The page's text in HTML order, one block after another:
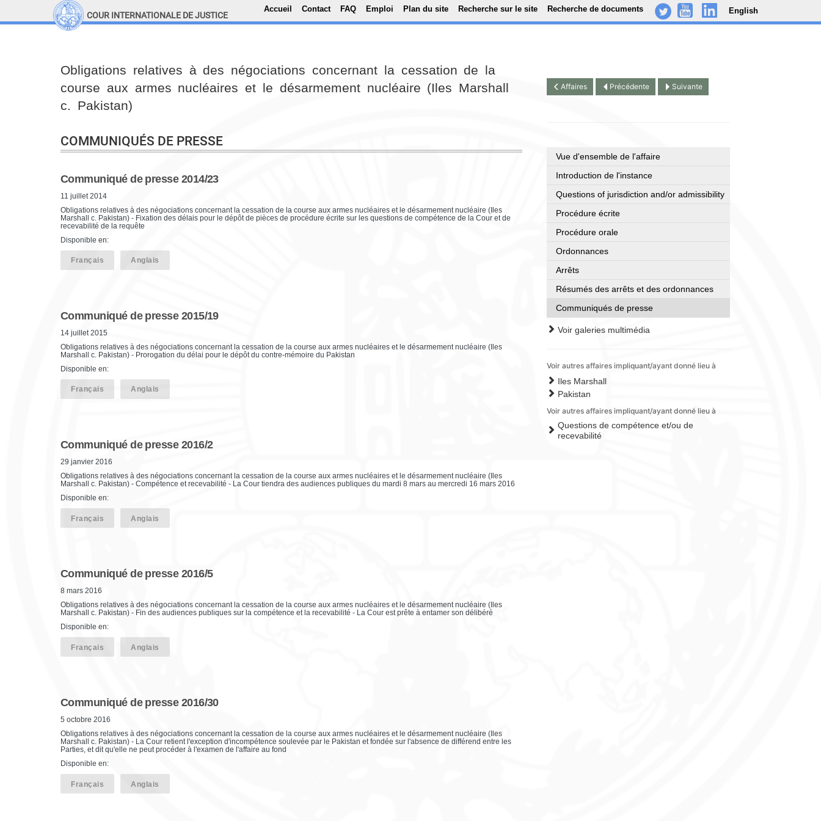
Aller au contenu principal
Top Menu
Accueil Contact FAQ Emploi Plan du site Recherche sur le site Recherche de documents
. - .. English
COUR INTERNATIONALE DE JUSTICE
Obligations relatives à des négociations concernant la cessation de la
course aux armes nucléaires et le désarmement nucléaire (Iles Marshall
c. Pakistan)
COMMUNIQUÉS DE PRESSE
Communiqué de presse 2014/23
11 juillet 2014
Obligations relatives à des négociations concernant la cessation de la course aux armes nucléaires et le désarmement nucléaire (Iles
Marshall c. Pakistan) - Fixation des délais pour le dépôt de pièces de procédure écrite sur les questions de compétence de la Cour et de
recevabilité de la requête
Disponible en:
Français Anglais
Communiqué de presse 2015/19
14 juillet 2015
Obligations relatives à des négociations concernant la cessation de la course aux armes nucléaires et le désarmement nucléaire (Iles
Marshall c. Pakistan) - Prorogation du délai pour le dépôt du contre-mémoire du Pakistan
Disponible en:
Français Anglais
Communiqué de presse 2016/2
29 janvier 2016
Obligations relatives à des négociations concernant la cessation de la course aux armes nucléaires et le désarmement nucléaire (Iles
Marshall c. Pakistan) - Compétence et recevabilité - La Cour tiendra des audiences publiques du mardi 8 mars au mercredi 16 mars 2016
Disponible en:
Français Anglais
Communiqué de presse 2016/5
8 mars 2016
Obligations relatives à des négociations concernant la cessation de la course aux armes nucléaires et le désarmement nucléaire (Iles
Marshall c. Pakistan) - Fin des audiences publiques sur la compétence et la recevabilité - La Cour est prête à entamer son délibéré
Disponible en:
Français Anglais
Communiqué de presse 2016/30
5 octobre 2016
Obligations relatives à des négociations concernant la cessation de la course aux armes nucléaires et le désarmement nucléaire (Iles
Marshall c. Pakistan) - La Cour retient l'exception d'incompétence soulevée par le Pakistan et fondée sur l'absence de différend entre les
Parties, et dit qu'elle ne peut procéder à l'examen de l'affaire au fond
Disponible en:
Français Anglais
Affaires Précédente Suivante
Vue d'ensemble de l'affaire
Introduction de l'instance
Questions of jurisdiction and/or admissibility
Procédure écrite
Procédure orale
Ordonnances
Arrêts
Résumés des arrêts et des ordonnances
Communiqués de presse
Voir galeries multimédia
Voir autres affaires impliquant/ayant donné lieu à
Iles Marshall
Pakistan
Voir autres affaires impliquant/ayant donné lieu à
Questions de compétence et/ou de
recevabilité
Top Menu